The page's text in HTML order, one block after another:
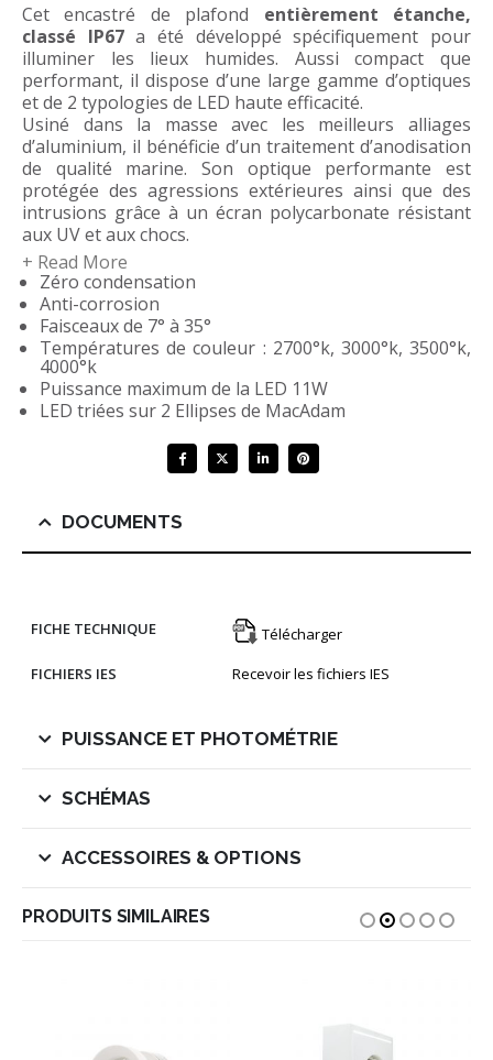
Cet encastré de plafond entièrement étanche,
classé IP67a été développé spécifiquement pour
illuminer les lieux humides. Aussi compact que
performant, il dispose d’une large gamme d’optiques
et de 2 typologies de LED haute efficacité.
Usiné dans la masse avec les meilleurs alliages
d’aluminium, il bénéficie d’un traitement d’anodisation
de qualité marine. Son optique performante est
protégée des agressions extérieures ainsi que des
intrusions grâce à un écran polycarbonate résistant
aux UV et aux chocs.
+ Read More
Le HEMELO est idéal pour mettre en valeur des
espaces intérieurs tel que des salles d’eau, des
douches, des SPA, ou encore pour créer des
ambiances lumineuse sur des terrasses, des loggias
ou des jardins d’été.
Que vous souhaitiez un éclairage d’accentuation sur
un point précis via un faisceau très intensif ou au
contraire réaliser une mise en lumière plus homogène
grâce à un choix d’optique à faisceaux plus larges, le
HEMELO s’adaptera à vos besoins.
Zéro condensation
Anti-corrosion
Faisceaux de 7° à 35°
Températures de couleur : 2700°k, 3000°k, 3500°k,
4000°k
Puissance maximum de la LED 11W
LED triées sur 2 Ellipses de MacAdam
DOCUMENTS
FICHE TECHNIQUE
Télécharger
FICHIERS IES
Recevoir les fichiers IES
PUISSANCE ET PHOTOMÉTRIE
SCHÉMAS
ACCESSOIRES & OPTIONS
PRODUITS SIMILAIRES